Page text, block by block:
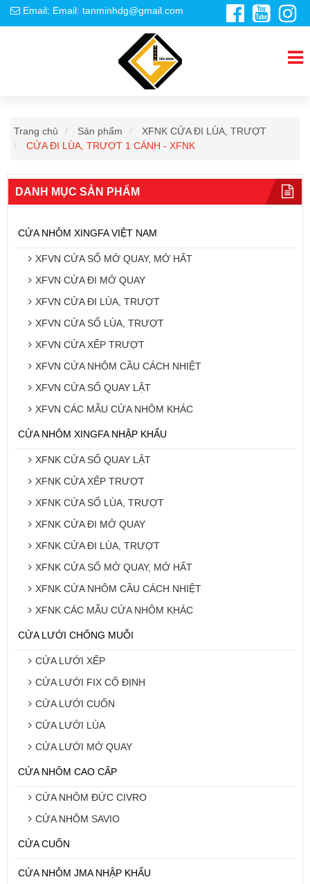
Email: Email: tanminhdg@gmail.com
Trang chủ Sản phẩm
XFNK CỬA ĐI LÙA, TRƯỢT
CỬA ĐI LÙA, TRƯỢT 1 CÁNH - XFNK
DANH MỤC SẢN PHẨM
CỬA NHÔM XINGFA VIỆT NAM
XFVN CỬA SỔ MỞ QUAY, MỞ HẤT
XFVN CỬA ĐI MỞ QUAY
XFVN CỬA ĐI LÙA, TRƯỢT
XFVN CỬA SỔ LÙA, TRƯỢT
XFVN CỬA XẾP TRƯỢT
XFVN CỬA NHÔM CẦU CÁCH NHIỆT
XFVN CỬA SỔ QUAY LẬT
XFVN CÁC MẪU CỬA NHÔM KHÁC
CỬA NHÔM XINGFA NHẬP KHẨU
XFNK CỬA SỔ QUAY LẬT
XFNK CỬA XẾP TRƯỢT
XFNK CỬA SỔ LÙA, TRƯỢT
XFNK CỬA ĐI MỞ QUAY
XFNK CỬA ĐI LÙA, TRƯỢT
XFNK CỬA SỔ MỞ QUAY, MỞ HẤT
XFNK CỬA NHÔM CẦU CÁCH NHIỆT
XFNK CÁC MẪU CỬA NHÔM KHÁC
CỬA LƯỚI CHỐNG MUỖI
CỬA LƯỚI XẾP
CỬA LƯỚI FIX CỐ ĐỊNH
CỬA LƯỚI CUỐN
CỬA LƯỚI LÙA
CỬA LƯỚI MỞ QUAY
CỬA NHÔM CAO CẤP
CỬA NHÔM ĐỨC CIVRO
CỬA NHÔM SAVIO
CỬA CUỐN
CỬA NHÔM JMA NHẬP KHẨU